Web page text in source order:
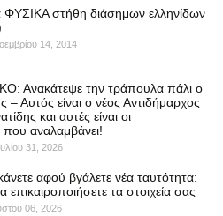
ΦΥΣΙΚΑ στήθη διάσημων ελληνίδων
14, 2014
Ανακάτεψε την τράπουλα πάλι ο
– Αυτός είναι ο νέος Αντιδήμαρχος
και αυτές είναι οι
που αναλαμβάνει!
31, 2026
αφού βγάλετε νέα ταυτότητα:
επικαιροποιήσετε τα στοιχεία σας
06, 2026